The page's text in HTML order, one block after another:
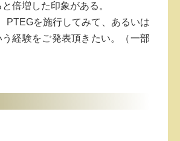
倍増した印象がある。
PTEGを施行してみて、あるいは
経験をご発表頂きたい。（一部